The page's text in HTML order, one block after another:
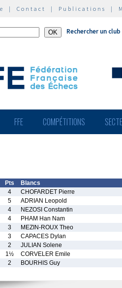
| Contact | Publications |
Rechercher un club
FFE COMPÉTITIONS
Pts Blancs
4 CHOFARDET Pierre
5 ADRIAN Leopold
4 NEZOSI Constantin
4 PHAM Han Nam
3 MEZIN-ROUX Theo
3 CAPACES Dylan
2 JULIAN Solene
1½ CORVELER Emile
2 BOURHIS Guy